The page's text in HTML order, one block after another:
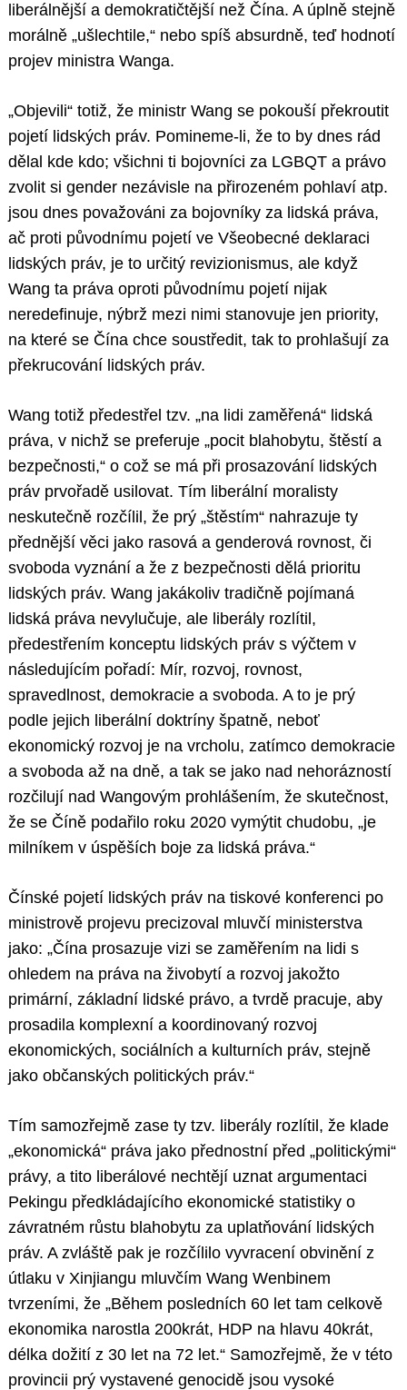
liberálnější a demokratičtější než Čína. A úplně stejně
morálně „ušlechtile,“ nebo spíš absurdně, teď hodnotí
projev ministra Wanga.
„Objevili“ totiž, že ministr Wang se pokouší překroutit
pojetí lidských práv. Pomineme-li, že to by dnes rád
dělal kde kdo; všichni ti bojovníci za LGBQT a právo
zvolit si gender nezávisle na přirozeném pohlaví atp.
jsou dnes považováni za bojovníky za lidská práva,
ač proti původnímu pojetí ve Všeobecné deklaraci
lidských práv, je to určitý revizionismus, ale když
Wang ta práva oproti původnímu pojetí nijak
neredefinuje, nýbrž mezi nimi stanovuje jen priority,
na které se Čína chce soustředit, tak to prohlašují za
překrucování lidských práv.
Wang totiž předestřel tzv. „na lidi zaměřená“ lidská
práva, v nichž se preferuje „pocit blahobytu, štěstí a
bezpečnosti,“ o což se má při prosazování lidských
práv prvořadě usilovat. Tím liberální moralisty
neskutečně rozčílil, že prý „štěstím“ nahrazuje ty
přednější věci jako rasová a genderová rovnost, či
svoboda vyznání a že z bezpečnosti dělá prioritu
lidských práv. Wang jakákoliv tradičně pojímaná
lidská práva nevylučuje, ale liberály rozlítil,
předestřením konceptu lidských práv s výčtem v
následujícím pořadí: Mír, rozvoj, rovnost,
spravedlnost, demokracie a svoboda. A to je prý
podle jejich liberální doktríny špatně, neboť
ekonomický rozvoj je na vrcholu, zatímco demokracie
a svoboda až na dně, a tak se jako nad nehorázností
rozčilují nad Wangovým prohlášením, že skutečnost,
že se Číně podařilo roku 2020 vymýtit chudobu, „je
milníkem v úspěších boje za lidská práva.“
Čínské pojetí lidských práv na tiskové konferenci po
ministrově projevu precizoval mluvčí ministerstva
jako: „Čína prosazuje vizi se zaměřením na lidi s
ohledem na práva na živobytí a rozvoj jakožto
primární, základní lidské právo, a tvrdě pracuje, aby
prosadila komplexní a koordinovaný rozvoj
ekonomických, sociálních a kulturních práv, stejně
jako občanských politických práv.“
Tím samozřejmě zase ty tzv. liberály rozlítil, že klade
„ekonomická“ práva jako přednostní před „politickými“
právy, a tito liberálové nechtějí uznat argumentaci
Pekingu předkládajícího ekonomické statistiky o
závratném růstu blahobytu za uplatňování lidských
práv. A zvláště pak je rozčílilo vyvracení obvinění z
útlaku v Xinjiangu mluvčím Wang Wenbinem
tvrzeními, že „Během posledních 60 let tam celkově
ekonomika narostla 200krát, HDP na hlavu 40krát,
délka dožití z 30 let na 72 let.“ Samozřejmě, že v této
provincii prý vystavené genocidě jsou vysoké